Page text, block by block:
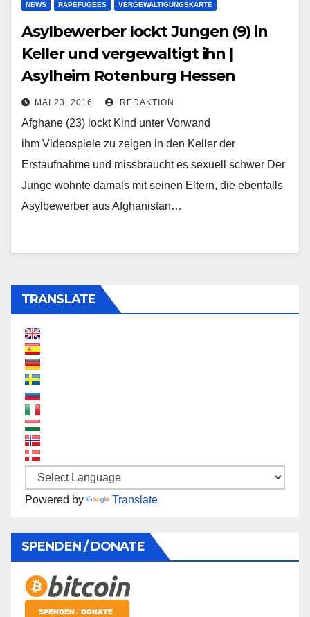
NEWS RAPEFUGEES VERGEWALTIGUNGSKARTE
Asylbewerber lockt Jungen (9) in
Keller und vergewaltigt ihn |
Asylheim Rotenburg Hessen
MAI 23, 2016 REDAKTION
Afghane (23) lockt Kind unter Vorwand
ihm Videospiele zu zeigen in den Keller der
Erstaufnahme und missbraucht es sexuell schwer Der
Junge wohnte damals mit seinen Eltern, die ebenfalls
Asylbewerber aus Afghanistan…
TRANSLATE
Powered by Translate
SPENDEN / DONATE